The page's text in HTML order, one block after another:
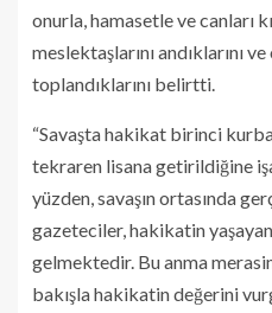
onurla, hamasetle ve canları
meslektaşlarını andıklarını
toplandıklarını belirtti.
“Savaşta hakikat birinci
tekraren lisana getirildiğine
yüzden, savaşın ortasında
gazeteciler, hakikatin
gelmektedir. Bu anma
bakışla hakikatin değerini